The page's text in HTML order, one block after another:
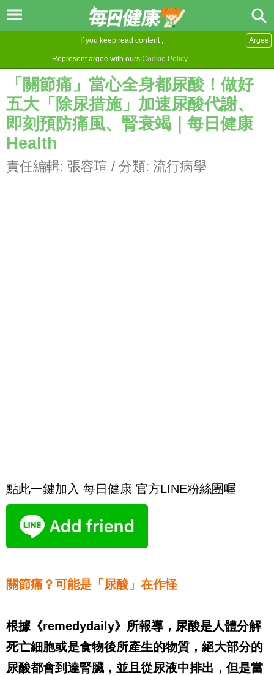
If you keep read content ,
Represent argee with ours Cookie Policy .
Argee
「關節痛」當心全身都尿酸！做好
五大「除尿措施」加速尿酸代謝、
即刻預防痛風、腎衰竭｜每日健康
Health
責任編輯: 張容瑄 / 分類: 流行病學
點此一鍵加入 每日健康 官方LINE粉絲團喔
關節痛？可能是「尿酸」在作怪
根據《remedydaily》所報導，尿酸是人體分解
死亡細胞或是食物後所產生的物質，絕大部分的
尿酸都會到達腎臟，並且從尿液中排出，但是當